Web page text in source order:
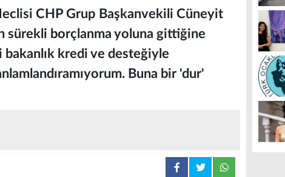
CHP Grup Başkanvekili Cüneyit
sürekli borçlanma yoluna gittiğine
kredi ve desteğiyle
Buna bir 'dur'